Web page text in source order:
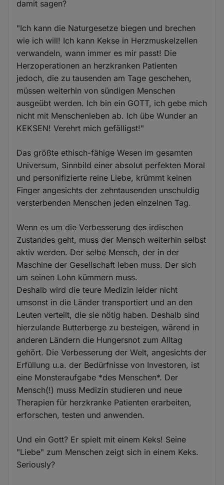
damit sagen?
"Ich kann die Naturgesetze biegen und brechen
wie ich will! Ich kann Kekse in Herzmuskelzellen
verwandeln, wann immer es mir passt! Die
Herzoperationen an herzkranken Patienten
jedoch, die zu tausenden am Tage geschehen,
müssen weiterhin von sündigen Menschen
ausgeübt werden. Ich bin ein GOTT, ich gebe mich
nicht mit Menschenleben ab. Ich übe Wunder an
KEKSEN! Verehrt mich gefälligst!"
Das größte ethisch-fähige Wesen im gesamten
Universum, Sinnbild einer absolut perfekten Moral
und personifizierte reine Liebe, krümmt keinen
Finger angesichts der zehntausenden unschuldig
versterbenden Menschen jeden einzelnen Tag.
Wenn es um die Verbesserung des irdischen
Zustandes geht, muss der Mensch weiterhin selbst
aktiv werden. Der selbe Mensch, der in der
Maschine der Gesellschaft leben muss. Der sich
um seinen Lohn kümmern muss.
Deshalb wird die teure Medizin leider nicht
umsonst in die Länder transportiert und an den
Leuten verteilt, die sie nötig haben. Deshalb sind
hierzulande Butterberge zu besteigen, wärend in
anderen Ländern die Hungersnot zum Alltag
gehört. Die Verbesserung der Welt, angesichts der
Erfüllung u.a. der Bedürfnisse von Investoren, ist
eine Monsteraufgabe *des Menschen*. Der
Mensch(!) muss Medizin studieren und neue
Therapien für herzkranke Patienten erarbeiten,
erforschen, testen und anwenden.
Und ein Gott? Er spielt mit einem Keks! Seine
"Liebe" zum Menschen zeigt sich in einem Keks.
Seriously?